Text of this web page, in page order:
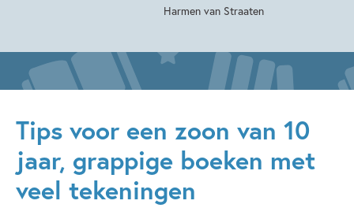
Harmen van Straaten
Tips voor een zoon van 10
jaar, grappige boeken met
veel tekeningen